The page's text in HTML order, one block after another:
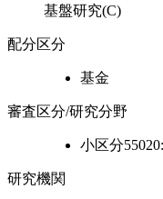
基盤研究(C)
配分区分
基金
審査区分/研究分野
小区分
研究機関